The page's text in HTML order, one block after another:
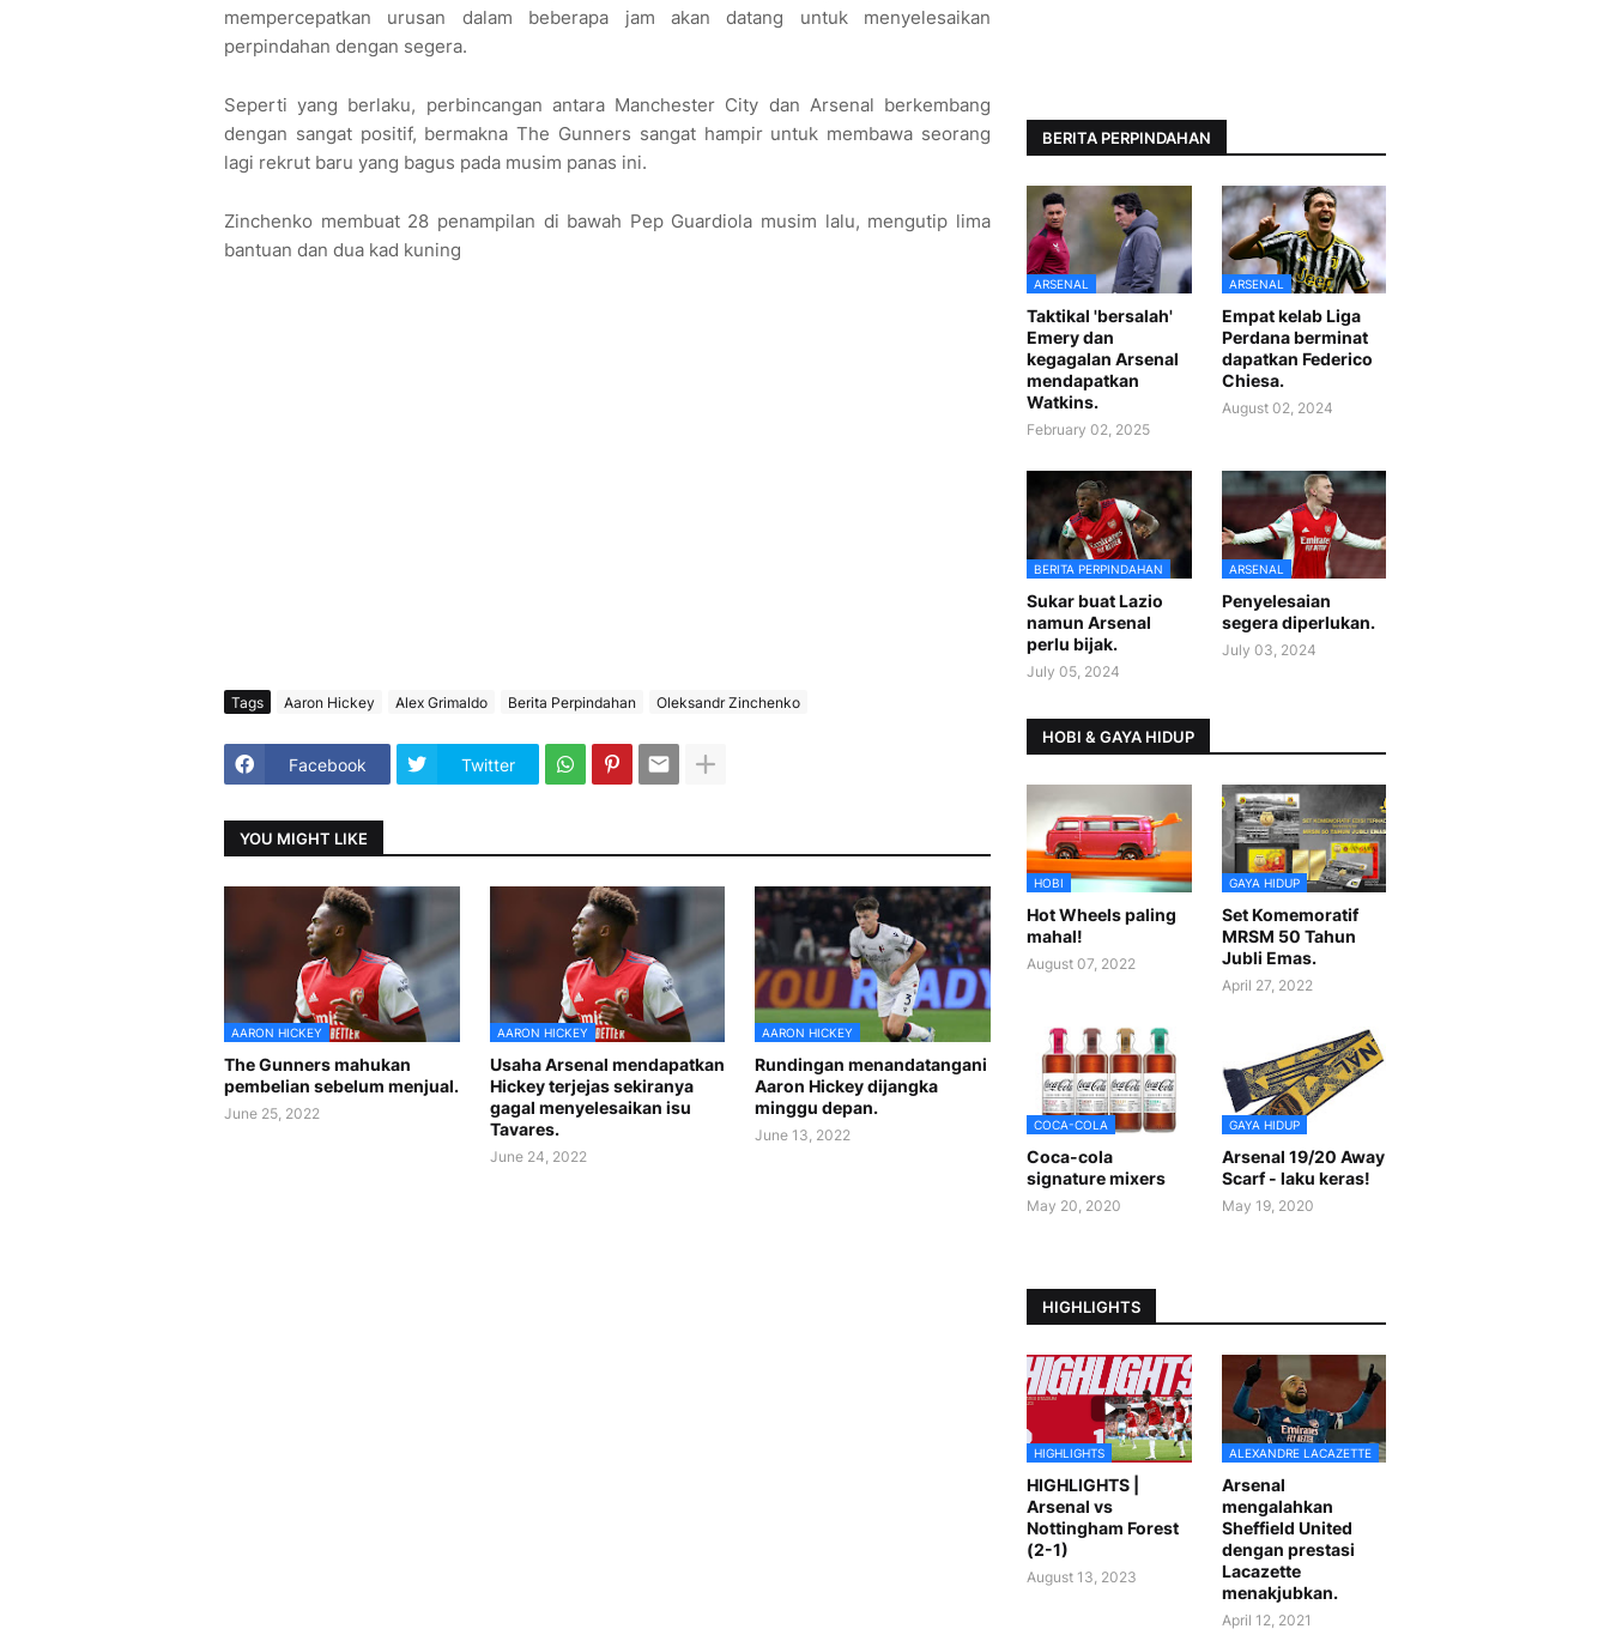
mempercepatkan urusan dalam beberapa jam akan datang untuk menyelesaikan
perpindahan dengan segera.
Seperti yang berlaku, perbincangan antara Manchester City dan Arsenal berkembang
dengan sangat positif, bermakna The Gunners sangat hampir untuk membawa seorang
lagi rekrut baru yang bagus pada musim panas ini.
Zinchenko membuat 28 penampilan di bawah Pep Guardiola musim lalu, mengutip lima
bantuan dan dua kad kuning
Tags Aaron Hickey Alex Grimaldo Berita Perpindahan Oleksandr Zinchenko
Facebook Twitter
YOU MIGHT LIKE
AARON HICKEY
The Gunners mahukan
pembelian sebelum menjual.
June 25, 2022
AARON HICKEY
Usaha Arsenal mendapatkan
Hickey terjejas sekiranya
gagal menyelesaikan isu
Tavares.
June 24, 2022
AARON HICKEY
Rundingan menandatangani
Aaron Hickey dijangka
minggu depan.
June 13, 2022
BERITA PERPINDAHAN
ARSENAL
Taktikal 'bersalah'
Emery dan
kegagalan Arsenal
mendapatkan
Watkins.
February 02, 2025
ARSENAL
Empat kelab Liga
Perdana berminat
dapatkan Federico
Chiesa.
August 02, 2024
BERITA PERPINDAHAN
Sukar buat Lazio
namun Arsenal
perlu bijak.
July 05, 2024
ARSENAL
Penyelesaian
segera diperlukan.
July 03, 2024
HOBI & GAYA HIDUP
HOBI
Hot Wheels paling
mahal!
August 07, 2022
GAYA HIDUP
Set Komemoratif
MRSM 50 Tahun
Jubli Emas.
April 27, 2022
COCA-COLA
Coca-cola
signature mixers
May 20, 2020
GAYA HIDUP
Arsenal 19/20 Away
Scarf - laku keras!
May 19, 2020
HIGHLIGHTS
HIGHLIGHTS
HIGHLIGHTS |
Arsenal vs
Nottingham Forest
(2-1)
August 13, 2023
ALEXANDRE LACAZETTE
Arsenal
mengalahkan
Sheffield United
dengan prestasi
Lacazette
menakjubkan.
April 12, 2021